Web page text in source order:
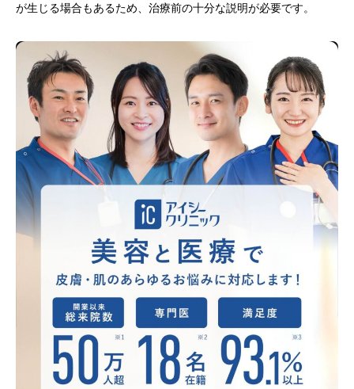
が生じる場合もあるため、治療前の十分な説明が必要です。